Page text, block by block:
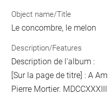
Object name/Title
Le concombre, le melon
Description/Features
Description de l'album :
[Sur la page de titre] : A
Pierre Mortier. MDCCXXXIII